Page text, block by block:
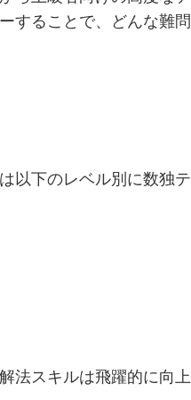
することで、どんな難
以下のレベル別に数独
法スキルは飛躍的に向